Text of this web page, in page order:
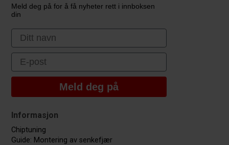
Meld deg på for å få nyheter rett i innboksen
din
First Name
Email
Meld deg på
Informasjon
Chiptuning
Guide: Montering av senkefjær